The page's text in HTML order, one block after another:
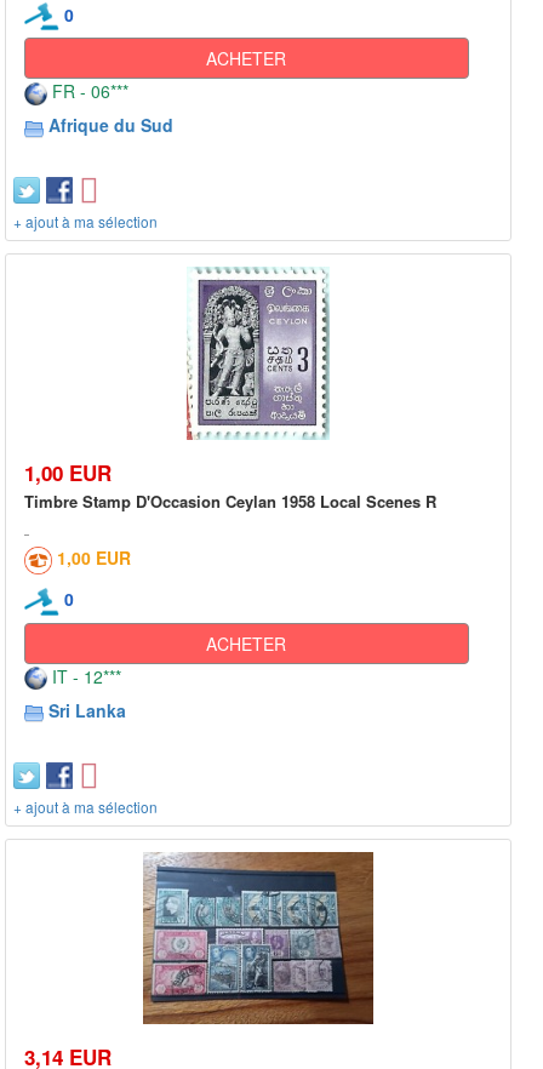
0
ACHETER
FR - 06***
Afrique du Sud
+ ajout à ma sélection
1,00 EUR
Timbre Stamp D'Occasion Ceylan 1958 Local Scenes R
1,00 EUR
0
ACHETER
IT - 12***
Sri Lanka
+ ajout à ma sélection
3,14 EUR